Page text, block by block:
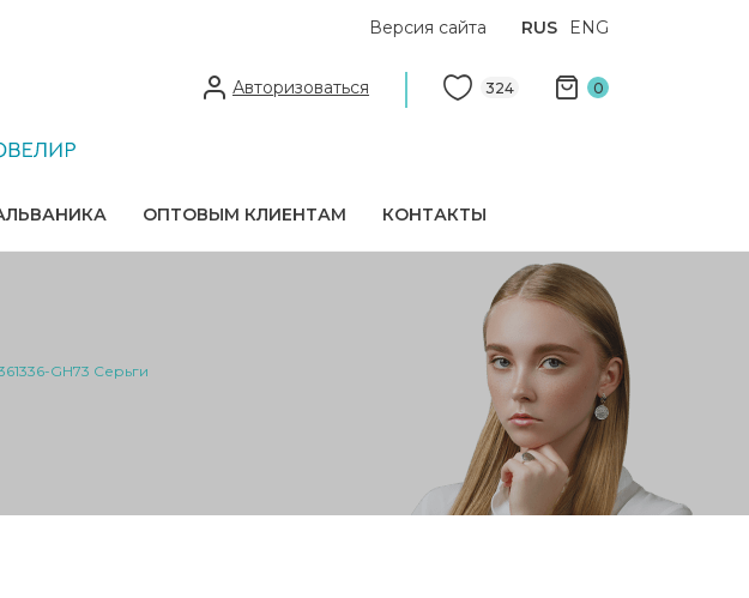
Версия сайта RUS ENG
Авторизоваться 324 0
ОПТОВЫМ КЛИЕНТАМ КОНТАКТЫ
GH73 Серьги